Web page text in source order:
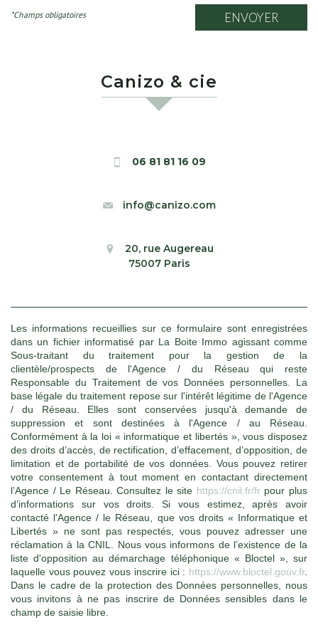
ENVOYER
*Champs obligatoires
canizo & cie
06 81 81 16 09
info@canizo.com
20, rue Augereau
75007 Paris
Les informations recueillies sur ce formulaire sont enregistrées
dans un fichier informatisé par La Boite Immo agissant comme
Sous-traitant du traitement pour la gestion de la
clientèle/prospects de l'Agence / du Réseau qui reste
Responsable du Traitement de vos Données personnelles. La
base légale du traitement repose sur l'intérêt légitime de l'Agence
/ du Réseau. Elles sont conservées jusqu'à demande de
suppression et sont destinées à l'Agence / au Réseau.
Conformément à la loi « informatique et libertés », vous disposez
des droits d’accès, de rectification, d’effacement, d’opposition, de
limitation et de portabilité de vos données. Vous pouvez retirer
votre consentement à tout moment en contactant directement
l’Agence / Le Réseau. Consultez le site https://cnil.fr/frpour plus
d’informations sur vos droits. Si vous estimez, après avoir
contacté l'Agence / le Réseau, que vos droits « Informatique et
Libertés » ne sont pas respectés, vous pouvez adresser une
réclamation à la CNIL. Nous vous informons de l’existence de la
liste d'opposition au démarchage téléphonique « Bloctel », sur
laquelle vous pouvez vous inscrire ici : https://www.bloctel.gouv.fr.
Dans le cadre de la protection des Données personnelles, nous
vous invitons à ne pas inscrire de Données sensibles dans le
champ de saisie libre.